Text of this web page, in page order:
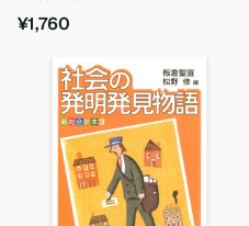
¥1,760